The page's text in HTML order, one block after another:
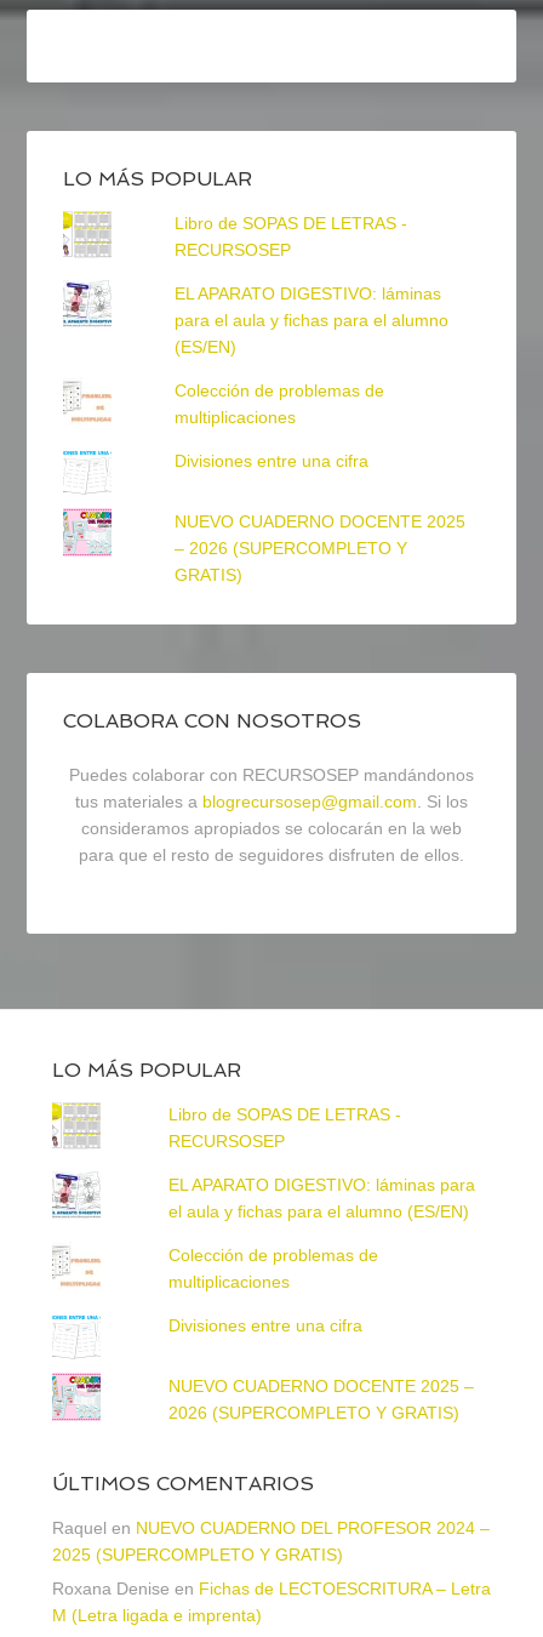
LO MÁS POPULAR
Libro de SOPAS DE LETRAS -
RECURSOSEP
EL APARATO DIGESTIVO: láminas
para el aula y fichas para el alumno
(ES/EN)
Colección de problemas de
multiplicaciones
Divisiones entre una cifra
NUEVO CUADERNO DOCENTE 2025
– 2026 (SUPERCOMPLETO Y
GRATIS)
COLABORA CON NOSOTROS
Puedes colaborar con RECURSOSEP mandándonos
tus materiales a blogrecursosep@gmail.com . Si los
consideramos apropiados se colocarán en la web
para que el resto de seguidores disfruten de ellos.
LO MÁS POPULAR
Libro de SOPAS DE LETRAS -
RECURSOSEP
EL APARATO DIGESTIVO: láminas para
el aula y fichas para el alumno (ES/EN)
Colección de problemas de
multiplicaciones
Divisiones entre una cifra
NUEVO CUADERNO DOCENTE 2025 –
2026 (SUPERCOMPLETO Y GRATIS)
ÚLTIMOS COMENTARIOS
Raquel en NUEVO CUADERNO DEL PROFESOR 2024 –
2025 (SUPERCOMPLETO Y GRATIS)
Roxana Denise en Fichas de LECTOESCRITURA – Letra
M (Letra ligada e imprenta)